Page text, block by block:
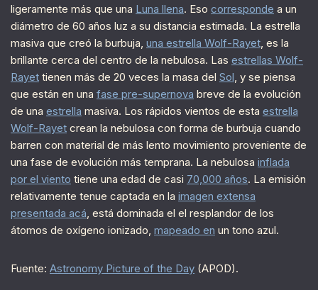
ligeramente más que una Luna llena. Eso corresponde a un
diámetro de 60 años luz a su distancia estimada. La estrella
masiva que creó la burbuja, una estrella Wolf-Rayet, es la
brillante cerca del centro de la nebulosa. Las estrellas Wolf-
Rayet tienen más de 20 veces la masa del Sol, y se piensa
que están en una fase pre-supernova breve de la evolución
de una estrella masiva. Los rápidos vientos de esta estrella
Wolf-Rayet crean la nebulosa con forma de burbuja cuando
barren con material de más lento movimiento proveniente de
una fase de evolución más temprana. La nebulosa inflada
por el viento tiene una edad de casi 70,000 años. La emisión
relativamente tenue captada en la imagen extensa
presentada acá, está dominada el el resplandor de los
átomos de oxígeno ionizado, mapeado en un tono azul.
Fuente: Astronomy Picture of the Day (APOD).